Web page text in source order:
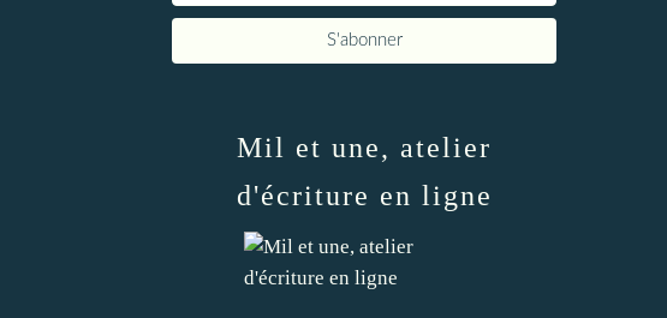
Mil et une, atelier
d'écriture en ligne